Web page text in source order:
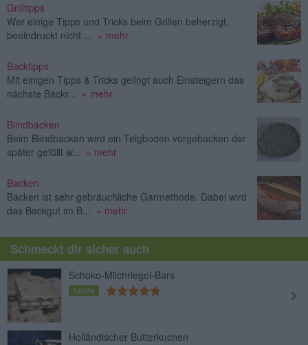
Grilltipps
Wer einige Tipps und Tricks beim Grillen beherzigt,
beeindruckt nicht ... » mehr
Backtipps
Mit einigen Tipps & Tricks gelingt auch Einsteigern das
nächste Backr... » mehr
Blindbacken
Beim Blindbacken wird ein Teigboden vorgebacken der
später gefüllt w... » mehr
Backen
Backen ist sehr gebräuchliche Garmethode. Dabei wird
das Backgut im B... » mehr
Schmeckt dir sicher auch
Schoko-Milchriegel-Bars
Leicht
Holländischer Butterkuchen